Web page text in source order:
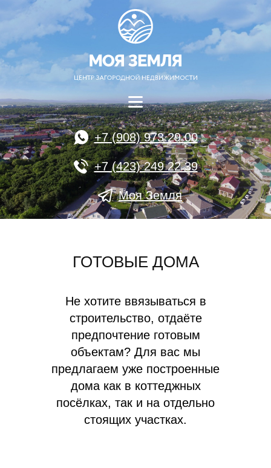
+7 (908) 973 29 00
+7 (423) 249 22 39
Моя Земля
ГОТОВЫЕ ДОМА
Не хотите ввязываться в
строительство, отдаёте
предпочтение готовым
объектам? Для вас мы
предлагаем уже построенные
дома как в коттеджных
посёлках, так и на отдельно
стоящих участках.